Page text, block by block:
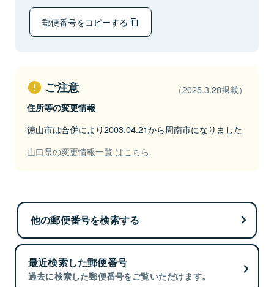
郵便番号をコピーする
ご注意 （2025.3.28掲載）
住所等の変更情報
徳山市は合併により2003.04.21から周南市になりました
山口県の変更情報一覧 はこちら
他の郵便番号を検索する
最近検索した郵便番号
過去に検索した郵便番号をご覧いただけます。